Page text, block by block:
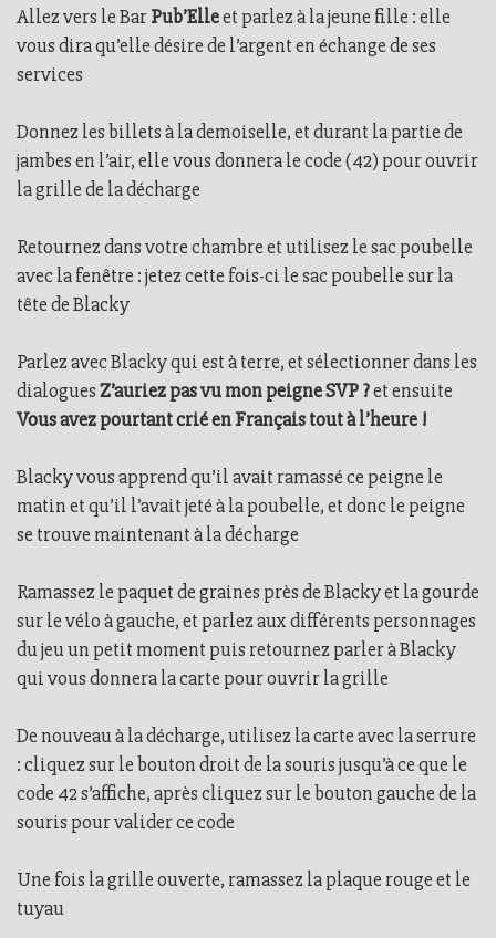
Allez vers le BarPub’Elleet parlez à la jeune fille : elle
vous dira qu’elle désire de l’argent en échange de ses
services
Donnez les billets à la demoiselle, et durant la partie de
jambes en l’air, elle vous donnera le code (42) pour ouvrir
la grille de la décharge
Retournez dans votre chambre et utilisez le sac poubelle
avec la fenêtre : jetez cette fois-ci le sac poubelle sur la
tête de Blacky
Parlez avec Blacky qui est à terre, et sélectionner dans les
dialoguesZ’auriez pas vu mon peigne SVP ?et ensuite
Vous avez pourtant crié en Français tout à l’heure !
Blacky vous apprend qu’il avait ramassé ce peigne le
matin et qu’il l’avait jeté à la poubelle, et donc le peigne
se trouve maintenant à la décharge
Ramassez le paquet de graines près de Blacky et la gourde
sur le vélo à gauche, et parlez aux différents personnages
du jeu un petit moment puis retournez parler à Blacky
qui vous donnera la carte pour ouvrir la grille
De nouveau à la décharge, utilisez la carte avec la serrure
: cliquez sur le bouton droit de la souris jusqu’à ce que le
code 42 s’affiche, après cliquez sur le bouton gauche de la
souris pour valider ce code
Une fois la grille ouverte, ramassez la plaque rouge et le
tuyau